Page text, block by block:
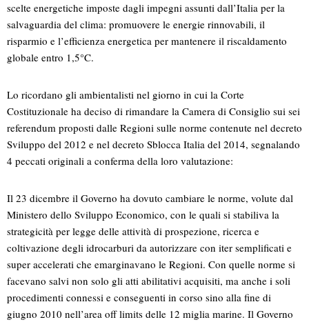
scelte energetiche imposte dagli impegni assunti dall’Italia per la
salvaguardia del clima: promuovere le energie rinnovabili, il
risparmio e l’efficienza energetica per mantenere il riscaldamento
globale entro 1,5°C.
Lo ricordano gli ambientalisti nel giorno in cui la Corte
Costituzionale ha deciso di rimandare la Camera di Consiglio sui sei
referendum proposti dalle Regioni sulle norme contenute nel decreto
Sviluppo del 2012 e nel decreto Sblocca Italia del 2014, segnalando
4 peccati originali a conferma della loro valutazione:
Il 23 dicembre il Governo ha dovuto cambiare le norme, volute dal
Ministero dello Sviluppo Economico, con le quali si stabiliva la
strategicità per legge delle attività di prospezione, ricerca e
coltivazione degli idrocarburi da autorizzare con iter semplificati e
super accelerati che emarginavano le Regioni. Con quelle norme si
facevano salvi non solo gli atti abilitativi acquisiti, ma anche i soli
procedimenti connessi e conseguenti in corso sino alla fine di
giugno 2010 nell’area off limits delle 12 miglia marine. Il Governo